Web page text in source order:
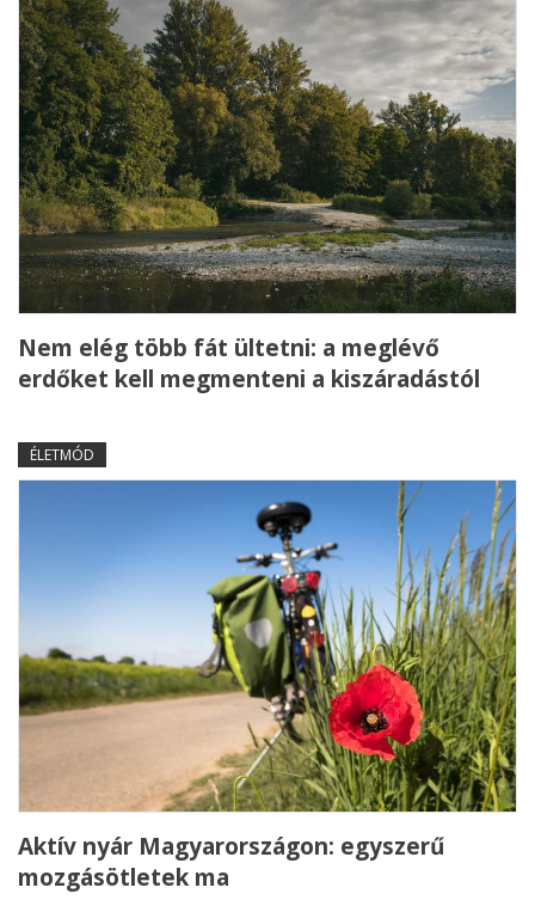
Nem elég több fát ültetni: a meglévő
erdőket kell megmenteni a kiszáradástól
ÉLETMÓD
Aktív nyár Magyarországon: egyszerű
mozgásötletek ma